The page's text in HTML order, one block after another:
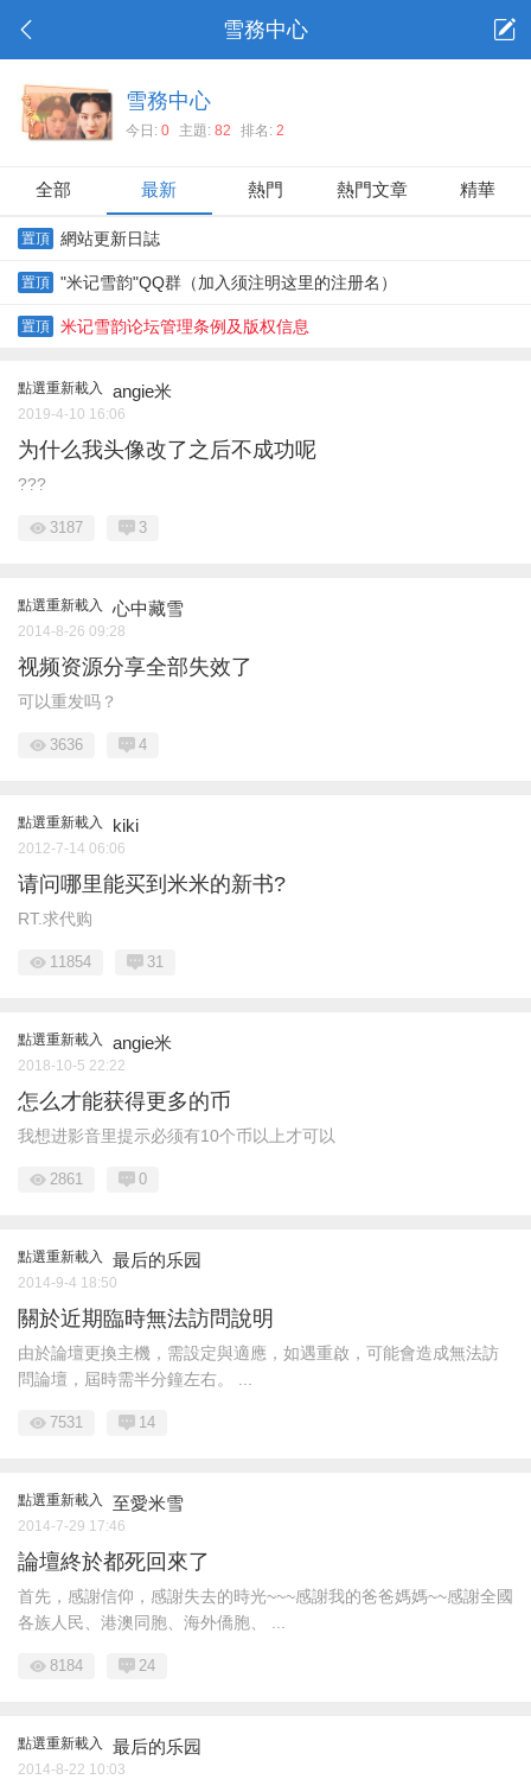
雪務中心
雪務中心
今日:0 主題:82 排名:2
全部 最新 熱門 熱門文章 精華
置頂 網站更新日誌
置頂 "米记雪韵"QQ群（加入须注明这里的注册名）
置頂 米记雪韵论坛管理条例及版权信息
點選重新載入 angie米
2019-4-10 16:06
为什么我头像改了之后不成功呢
???
3187 3
點選重新載入 心中藏雪
2014-8-26 09:28
视频资源分享全部失效了
可以重发吗？
3636 4
點選重新載入 kiki
2012-7-14 06:06
请问哪里能买到米米的新书?
RT.求代购
11854 31
點選重新載入 angie米
2018-10-5 22:22
怎么才能获得更多的币
我想进影音里提示必须有10个币以上才可以
2861 0
點選重新載入 最后的乐园
2014-9-4 18:50
關於近期臨時無法訪問說明
由於論壇更換主機，需設定與適應，如遇重啟，可能會造成無法訪
問論壇，屆時需半分鐘左右。 ...
7531 14
點選重新載入 至愛米雪
2014-7-29 17:46
論壇終於都死回來了
首先，感謝信仰，感謝失去的時光~~~感謝我的爸爸媽媽~~感謝全國
各族人民、港澳同胞、海外僑胞、 ...
8184 24
點選重新載入 最后的乐园
2014-8-22 10:03